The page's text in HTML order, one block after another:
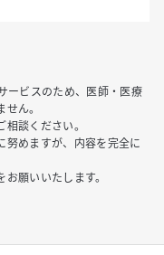
ービスのため、医師・医療
ん。
相談ください。
努めますが、内容を完全に
お願いいたします。